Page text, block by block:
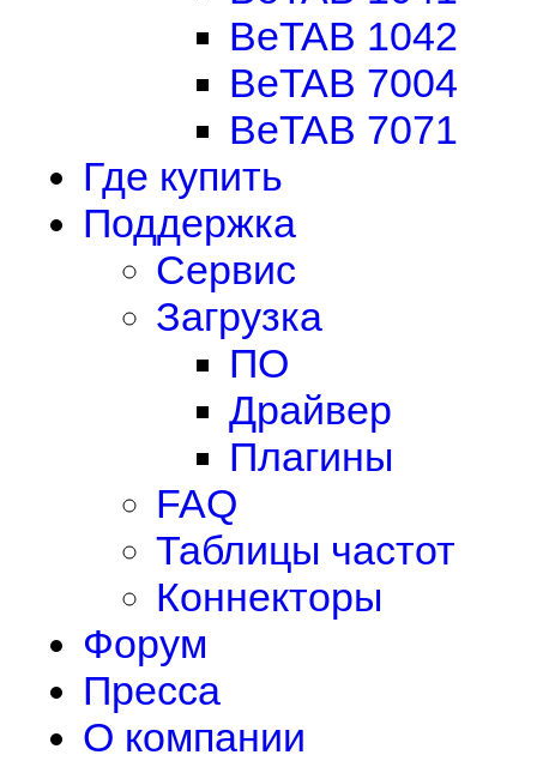
BeTAB 1042
BeTAB 7004
BeTAB 7071
Где купить
Поддержка
Сервис
Загрузка
ПО
Драйвер
Плагины
FAQ
Таблицы частот
Коннекторы
Форум
Пресса
О компании